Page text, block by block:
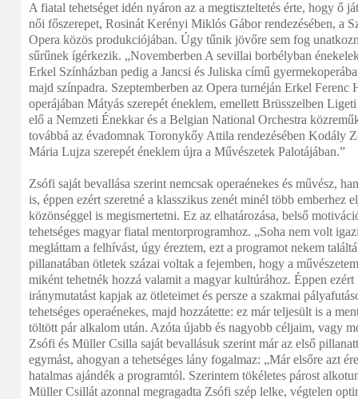
A fiatal tehetséget idén nyáron az a megtiszteltetés érte, hogy ő
női főszerepet, Rosinát Kerényi Miklós Gábor rendezésében, a
Opera közös produkciójában. Úgy tűnik jövőre sem fog
sűrűnek ígérkezik. „Novemberben A sevillai borbélyban
Erkel Színházban pedig a Jancsi és Juliska című
majd színpadra. Szeptemberben az Opera turnéján Erkel Ferenc
operájában Mátyás szerepét éneklem, emellett Brüsszelben
elő a Nemzeti Énekkar és a Belgian National Orchestra
továbbá az évadomnak Toronykőy Attila rendezésében Kodály
Mária Lujza szerepét éneklem újra a Művészetek Palotájában.”
Zsófi saját bevallása szerint nemcsak operaénekes és művész,
is, éppen ezért szeretné a klasszikus zenét minél több emberhez
közönséggel is megismertetni. Ez az elhatározása, belső
tehetséges magyar fiatal mentorprogramhoz. „Soha nem volt
megláttam a felhívást, úgy éreztem, ezt a programot nekem
pillanatában ötletek százai voltak a fejemben, hogy a
miként tehetnék hozzá valamit a magyar kultúrához. Éppen
iránymutatást kapjak az ötleteimet és persze a szakmai
tehetséges operaénekes, majd hozzátette: ez már teljesült is a
töltött pár alkalom után. Azóta újabb és nagyobb céljaim, vagy
Zsófi és Müller Csilla saját bevallásuk szerint már az első
egymást, ahogyan a tehetséges lány fogalmaz: „Már elsőre azt
hatalmas ajándék a programtól. Szerintem tökéletes párost
Müller Csillát azonnal megragadta Zsófi szép lelke, végtelen